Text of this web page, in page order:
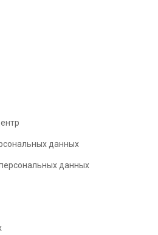
данных
данных